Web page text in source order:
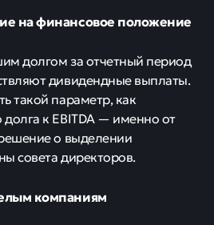
на финансовое положение
долгом за отчетный период
дивидендные выплаты.
такой параметр, как
к EBITDA — именно от
о выделении
совета директоров.
компаниям